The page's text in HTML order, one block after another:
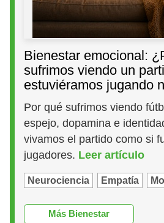
Bienestar emocional:
sufrimos viendo un
estuviéramos jugando
Por qué sufrimos viendo
espejo, dopamina e
vivamos el partido como si
jugadores. Leer artículo
Neurociencia Empatía
Más Bienestar